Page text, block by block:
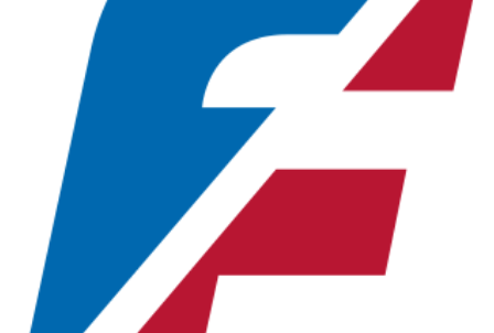
Омская область (5)
Республика Башкортостан (3)
Республика Крым (1)
Республика Татарстан (2)
Ростовская область (2)
Самарская область (1)
Санкт-Петербург и ЛО (3)
Саратовская область (1)
Свердловская область (5)
Северная Осетия (2)
Смоленская область (1)
Ставропольский край (5)